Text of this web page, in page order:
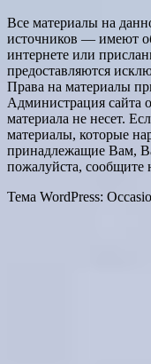
Все материалы на
источников — имеют
интернете или
предоставляются
Права на материалы
Администрация сайта
материала не несет.
материалы, которые
принадлежащие Вам,
пожалуйста, сообщите
Тема WordPress: